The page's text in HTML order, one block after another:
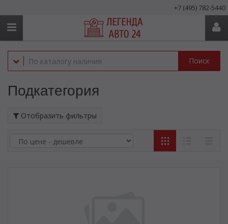
+7 (495) 782-5440
Поиск
Подкатегория
Отобразить фильтры